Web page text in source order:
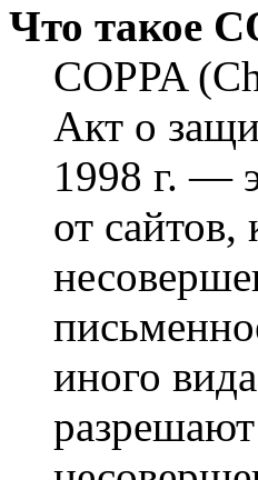
Что такое
COPPA
Акт о
1998 г. —
от
иного